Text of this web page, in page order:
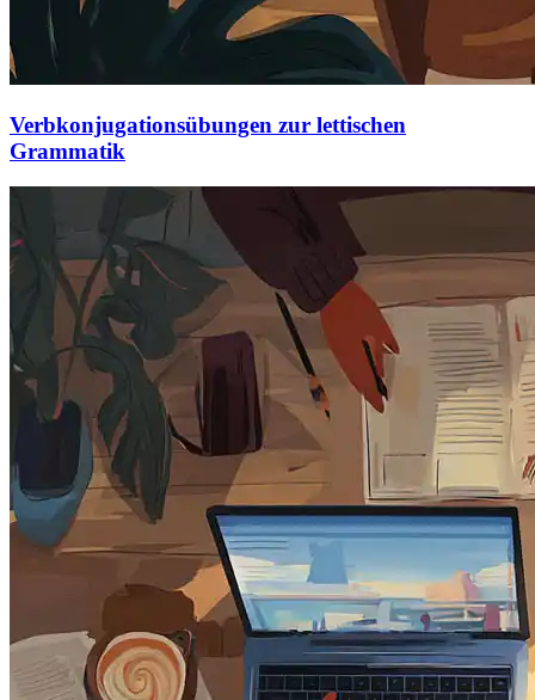
Verbkonjugationsübungen zur lettischen
Grammatik